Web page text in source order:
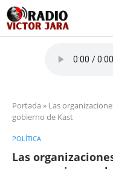
Portada » Las
gobierno de Kast
POLÍTICA
Las